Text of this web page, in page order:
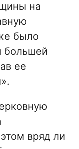
на
было
большей
ее
вряд ли